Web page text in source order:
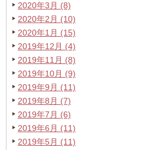
2020年3月 (8)
2020年2月 (10)
2020年1月 (15)
2019年12月 (4)
2019年11月 (8)
2019年10月 (9)
2019年9月 (11)
2019年8月 (7)
2019年7月 (6)
2019年6月 (11)
2019年5月 (11)